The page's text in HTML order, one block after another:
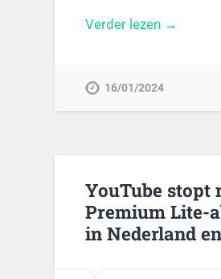
Verder lezen →
16/01/2024
YouTube stopt
Premium Lite-
in Nederland